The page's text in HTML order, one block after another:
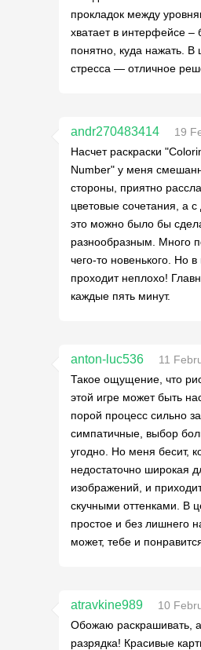
прокладок между
хватает в интерфейсе –
понятно, куда нажать. В
стресса — отличное
andr270483414
19
Насчет раскраски
Number" у меня
стороны, приятно
цветовые сочетания, а
это можно было бы
разнообразным. Много
чего-то новенького. Но
проходит неплохо!
каждые пять минут.
anton-luc536
11
Такое ощущение, что
этой игре может быть
порой процесс сильно
симпатичные, выбор
угодно. Но меня бесит,
недостаточно широкая
изображений, и
скучными оттенками. В
простое и без лишнего
может, тебе и
atravkine989
10
Обожаю раскрашивать, а
разрядка! Красивые